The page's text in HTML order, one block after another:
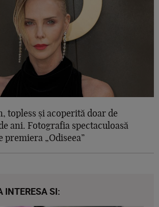
topless și acoperită doar de
ani. Fotografia spectaculoasă
premiera „Odiseea”
INTERESA SI: